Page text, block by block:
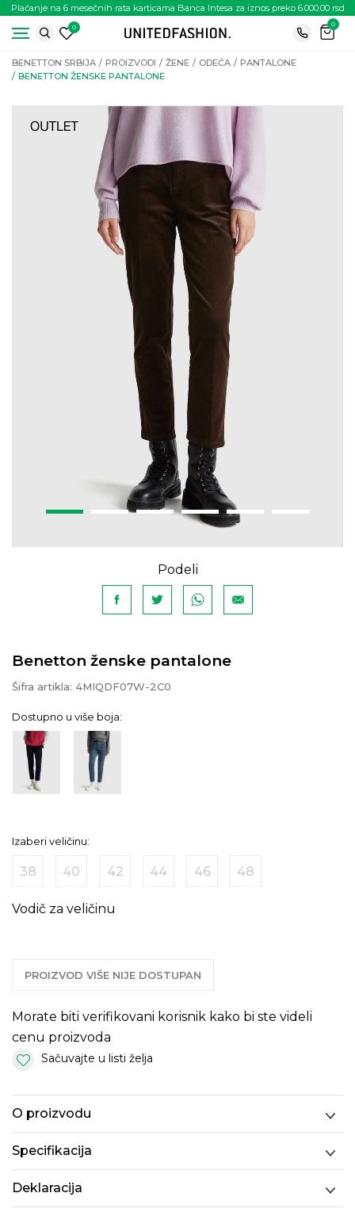
Plaćanje na 6 mesečnih rata karticama Banca Intesa za iznos preko 6.000.00 rsd
0
0
BENETTON SRBIJA PROIZVODI ŽENE ODEĆA
PANTALONE
BENETTON ŽENSKE PANTALONE
Podeli
Benetton ženske pantalone
Šifra artikla: 4MIQDF07W-2C0
Dostupno u više boja:
Izaberi veličinu:
38 40 42 44 46 48
Vodič za veličinu
PROIZVOD VIŠE NIJE DOSTUPAN
Morate biti verifikovani korisnik kako bi ste videli
cenu proizvoda
Sačuvajte u listi želja
O proizvodu
Specifikacija
Deklaracija